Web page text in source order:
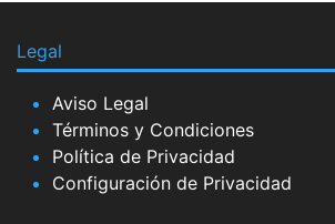
Legal
Aviso Legal
Términos y Condiciones
Política de Privacidad
Configuración de Privacidad